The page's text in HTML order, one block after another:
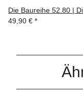
Die Baureihe 52.80 |
49,90 € *